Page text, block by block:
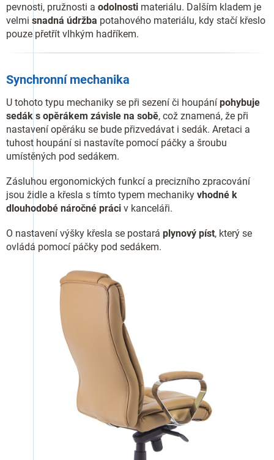
pevnosti, pružnosti a odolnosti materiálu. Dalším kladem je
velmi snadná údržba potahového materiálu, kdy stačí křeslo
pouze přetřít vlhkým hadříkem.
Synchronní mechanika
U tohoto typu mechaniky se při sezení či houpání pohybuje
sedák s opěrákem závisle na sobě, což znamená, že při
nastavení opěráku se bude přizvedávat i sedák. Aretaci a
tuhost houpání si nastavíte pomocí páčky a šroubu
umístěných pod sedákem.
Zásluhou ergonomických funkcí a precizního zpracování
jsou židle a křesla s tímto typem mechaniky vhodné k
dlouhodobé náročné práci v kanceláři.
O nastavení výšky křesla se postará plynový píst, který se
ovládá pomocí páčky pod sedákem.